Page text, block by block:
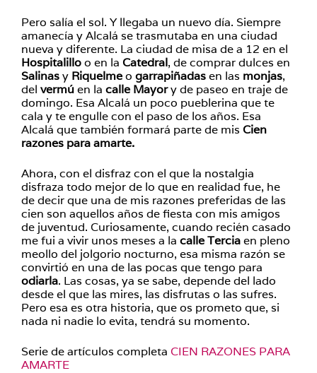
Pero salía el sol. Y llegaba un nuevo día. Siempre
amanecía y Alcalá se trasmutaba en una ciudad
nueva y diferente. La ciudad de misa de a 12 en el
Hospitalilloo en la Catedral, de comprar dulces en
Salinasy Riquelmeo garrapiñadasen las monjas,
del vermúen la calle Mayory de paseo en traje de
domingo. Esa Alcalá un poco pueblerina que te
cala y te engulle con el paso de los años. Esa
Alcalá que también formará parte de mis Cien
razones para amarte.
Ahora, con el disfraz con el que la nostalgia
disfraza todo mejor de lo que en realidad fue, he
de decir que una de mis razones preferidas de las
cien son aquellos años de fiesta con mis amigos
de juventud. Curiosamente, cuando recién casado
me fui a vivir unos meses a la calle Terciaen pleno
meollo del jolgorio nocturno, esa misma razón se
convirtió en una de las pocas que tengo para
odiarla. Las cosas, ya se sabe, depende del lado
desde el que las mires, las disfrutas o las sufres.
Pero esa es otra historia, que os prometo que, si
nada ni nadie lo evita, tendrá su momento.
Serie de artículos completa CIEN RAZONES PARA
AMARTE